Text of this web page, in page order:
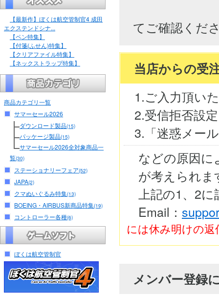
【最新作】ぼくは航空管制官4 成田
エクステンドシナ...
【ペン特集】
【付箋(ふせん)特集】
【クリアファイル特集】
【ネックストラップ特集】
商品カテゴリ一覧
サマーセール2026
ダウンロード製品(15)
パッケージ製品(15)
サマーセール2026全対象商品一
覧(30)
ステーショナリーフェア(52)
JAPA(2)
クマぬいぐるみ特集(13)
BOEING・AIRBUS新商品特集(19)
コントローラー各種(6)
ぼくは航空管制官
てご確認くだ
当店からの受
1.ご入力頂い
2.受信拒否設
3.「迷惑メー
などの原因
が考えられま
上記の1、2
Email：
には休み明けの
メンバー登録